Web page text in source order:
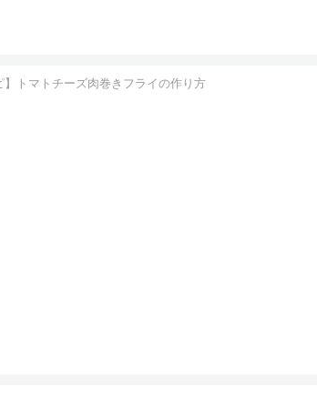
】トマトチーズ肉巻きフライの作り方